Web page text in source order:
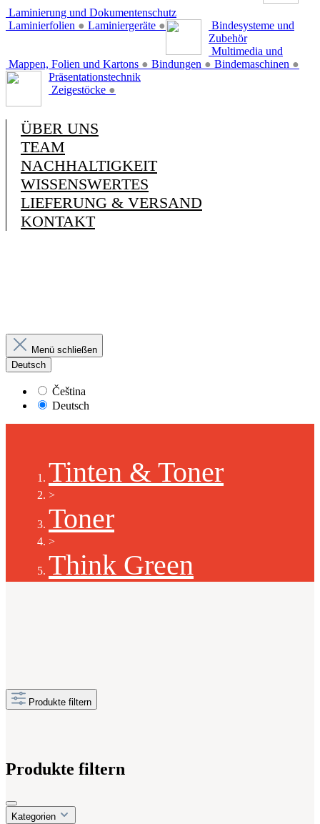
Laminierung und Dokumentenschutz
Laminierfolien ● Laminiergeräte ●
Bindesysteme und
Zubehör
Mappen, Folien und Kartons ● Bindungen ● Bindemaschinen ●
Multimedia und
Präsentationstechnik
Zeigestöcke ●
ÜBER UNS
TEAM
NACHHALTIGKEIT
WISSENSWERTES
LIEFERUNG & VERSAND
KONTAKT
Menü schließen
Deutsch
Čeština
Deutsch
Tinten & Toner
>
Toner
>
Think Green
Produkte filtern
Produkte filtern
Kategorien